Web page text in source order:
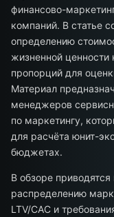
финансово-
компаний. В статье
определению
жизненной ценности
пропорций для
Материал
менеджеров
по маркетингу,
для расчёта юнит-
бюджетах.
В обзоре
распределению
LTV/CAC и